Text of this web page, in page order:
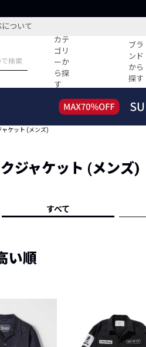
ついて
カテ
ゴリ
ーか
ら探
す
ブラ
ンド
から
探す
ネート
すべての
ーデ紹介
HOTなコ
人気記
セールお
人気ア
ケット (メンズ)
ジャケット (メンズ)
すべて
い順